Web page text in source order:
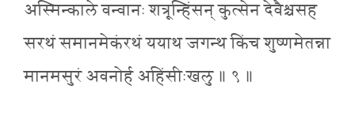
अस्मिन्काले वन्वानः शत्रून्हिंसन् कुत्सेन देवैश्चसह
सरथं समानमेकंरथं ययाथ जगन्थ किंच शुष्णमेतन्ना
मानमसुरं अवनोर्ह अहिंसीःखलु ॥ ९ ॥